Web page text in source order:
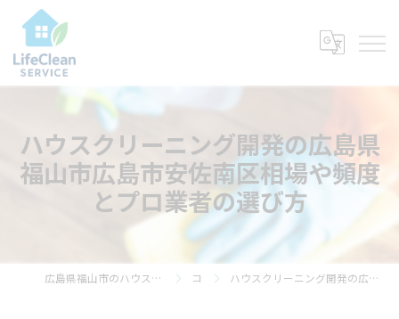
ハウスクリーニング開発の広島県
福山市広島市安佐南区相場や頻度
とプロ業者の選び方
広島県福山市のハウスクリーニングならライフ・クリーン・サービス コラム ハウスクリーニング開発の広島県福山市広島市安佐南区相場や頻度とプロ業者の選び方